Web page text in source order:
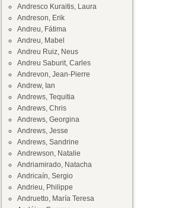
Andresco Kuraitis, Laura
Andreson, Erik
Andreu, Fátima
Andreu, Mabel
Andreu Ruiz, Neus
Andreu Saburit, Carles
Andrevon, Jean-Pierre
Andrew, Ian
Andrews, Tequitia
Andrews, Chris
Andrews, Georgina
Andrews, Jesse
Andrews, Sandrine
Andrewson, Natalie
Andriamirado, Natacha
Andricaín, Sergio
Andrieu, Philippe
Andruetto, María Teresa